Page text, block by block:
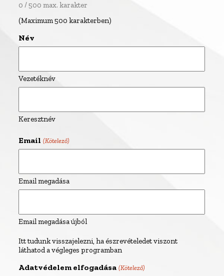
0 / 500 max. karakter
(Maximum 500 karakterben)
Név
Vezetéknév
Keresztnév
Email (Kötelező)
Email megadása
Email megadása újból
Itt tudunk visszajelezni, ha észrevételedet viszont
láthatod a végleges programban
Adatvédelem elfogadása (Kötelező)